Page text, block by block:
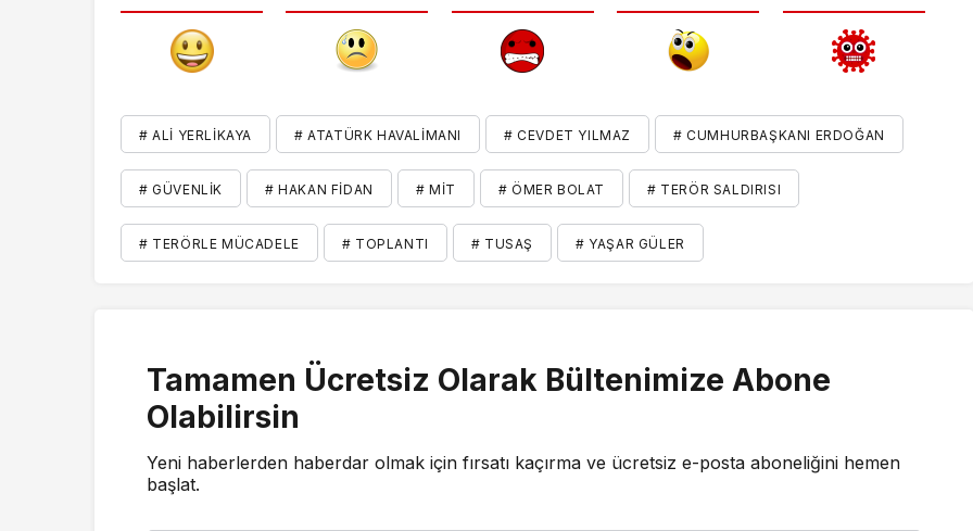
# ALI YERLIKAYA # ATATÜRK HAVALIMANI # CEVDET YILMAZ # CUMHURBAŞKANI ERDOĞAN
# GÜVENLIK # HAKAN FIDAN # MİT # ÖMER BOLAT # TERÖR SALDIRISI
# TERÖRLE MÜCADELE # TOPLANTI # TUSAŞ # YAŞAR GÜLER
Tamamen Ücretsiz Olarak Bültenimize Abone
Olabilirsin
Yeni haberlerden haberdar olmak için fırsatı kaçırma ve ücretsiz e-posta aboneliğini hemen
başlat.